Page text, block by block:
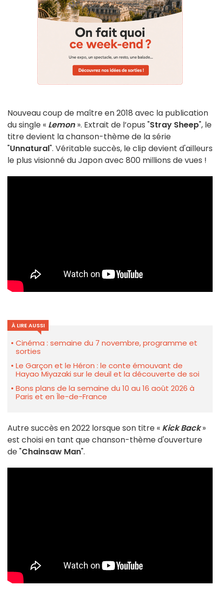
Nouveau coup de maître en 2018 avec la publication
du single « Lemon ». Extrait de l’opus "Stray Sheep", le
titre devient la chanson-thème de la série
"Unnatural". Véritable succès, le clip devient d'ailleurs
le plus visionné du Japon avec 800 millions de vues !
À LIRE AUSSI
Cinéma : semaine du 7 novembre, programme et
sorties
Le Garçon et le Héron : le conte émouvant de
Hayao Miyazaki sur le deuil et la découverte de soi
Bons plans de la semaine du 10 au 16 août 2026 à
Paris et en Île-de-France
Autre succès en 2022 lorsque son titre « Kick Back»
est choisi en tant que chanson-thème d'ouverture
de "Chainsaw Man".